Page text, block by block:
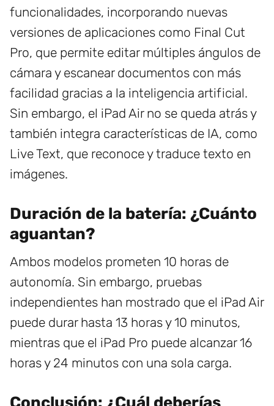
funcionalidades, incorporando nuevas
versiones de aplicaciones como Final Cut
Pro, que permite editar múltiples ángulos de
cámara y escanear documentos con más
facilidad gracias a la inteligencia artificial.
Sin embargo, el iPad Air no se queda atrás y
también integra características de IA, como
Live Text, que reconoce y traduce texto en
imágenes.
Duración de la batería: ¿Cuánto
aguantan?
Ambos modelos prometen 10 horas de
autonomía. Sin embargo, pruebas
independientes han mostrado que el iPad Air
puede durar hasta 13 horas y 10 minutos,
mientras que el iPad Pro puede alcanzar 16
horas y 24 minutos con una sola carga.